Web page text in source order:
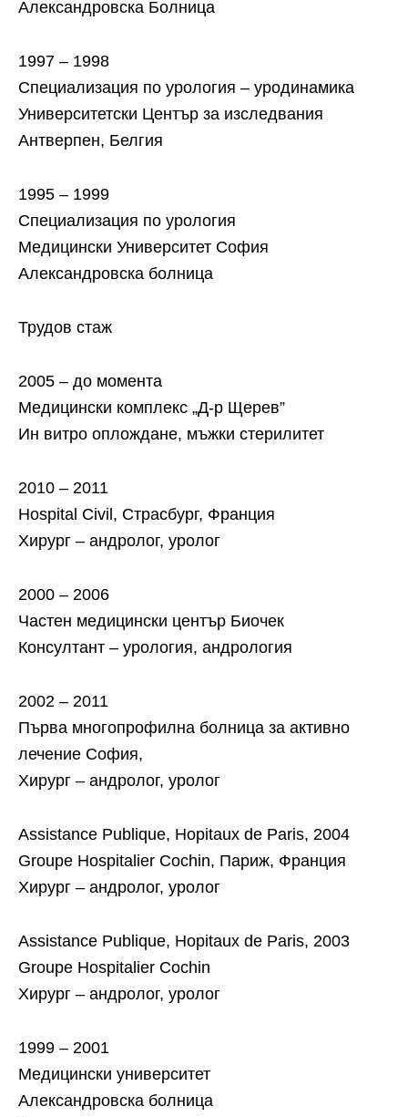
Александровска Болница
1997 – 1998
Специализация по урология – уродинамика
Университетски Център за изследвания
Антверпен, Белгия
1995 – 1999
Специализация по урология
Медицински Университет София
Александровска болница
Трудов стаж
2005 – до момента
Медицински комплекс „Д-р Щерев”
Ин витро оплождане, мъжки стерилитет
2010 – 2011
Hospital Civil, Страсбург, Франция
Хирург – андролог, уролог
2000 – 2006
Частен медицински център Биочек
Консултант – урология, андрология
2002 – 2011
Първа многопрофилна болница за активно
лечение София,
Хирург – андролог, уролог
Assistance Publique, Hopitaux de Paris, 2004
Groupe Hospitalier Cochin, Париж, Франция
Хирург – андролог, уролог
Assistance Publique, Hopitaux de Paris, 2003
Groupe Hospitalier Cochin
Хирург – андролог, уролог
1999 – 2001
Медицински университет
Александровска болница